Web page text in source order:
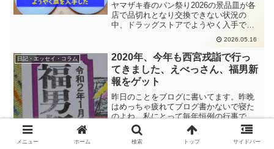
ヤマザキ春のパン祭り2026の景品皿が各
店で品切れとなり交換できない状況の
中、ドラッグストアでようやく入手でき
た記録。店舗の対応や過去の景品皿、家
庭の事情も含めた忘備録です。
2026.05.16
日記・エッセイ・コラム
2020年、今年も西宮戎詣で行っ
てきました、えべっさん、福男新
報をゲット
昨日のことをブログに書いてます。昨晩
はめっちゃ疲れてブログ書かないで寝た
のよね。私にとって毎年恒例の行事で
す。今年も西宮神社にえべっさん詣でに
行ってきました。今年も宵戎でお参りで
す。毎年のことで、ブログにも毎年登場
メニュー ホーム 検索 トップ サイドバー